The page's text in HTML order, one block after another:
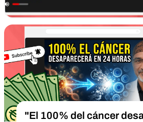
"El 100% del cáncer